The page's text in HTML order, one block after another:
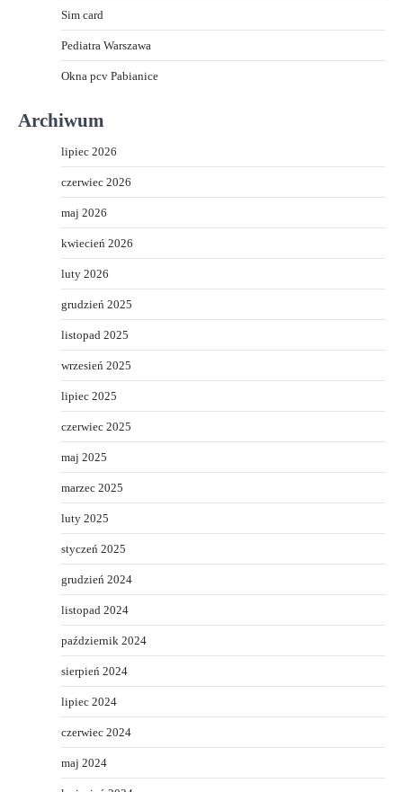
Sim card
Pediatra Warszawa
Okna pcv Pabianice
Archiwum
lipiec 2026
czerwiec 2026
maj 2026
kwiecień 2026
luty 2026
grudzień 2025
listopad 2025
wrzesień 2025
lipiec 2025
czerwiec 2025
maj 2025
marzec 2025
luty 2025
styczeń 2025
grudzień 2024
listopad 2024
październik 2024
sierpień 2024
lipiec 2024
czerwiec 2024
maj 2024